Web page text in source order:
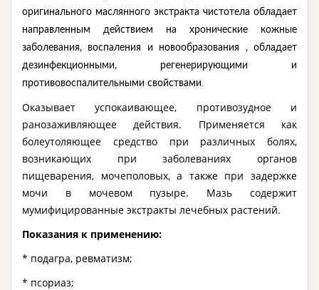
оригинального маслянного экстракта чистотела обладает
направленным действием на хронические кожные
заболевания, воспаления и новообразования , обладает
дезинфекционными, регенерирующими и
противовоспалительными свойствами.
Оказывает успокаивающее, противозудное и
ранозаживляющее действия. Применяется как
болеутоляющее средство при различных болях,
возникающих при заболеваниях органов
пищеварения, мочеполовых, а также при задержке
мочи в мочевом пузыре. Мазь содержит
мумифицированные экстракты лечебных растений.
Показания к применению:
* подагра, ревматизм;
* псориаз;